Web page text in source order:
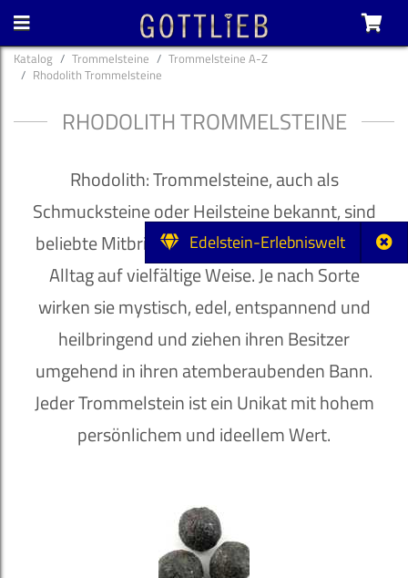
Edelstein-Erlebniswelt
Katalog Trommelsteine
Trommelsteine A-Z
Rhodolith Trommelsteine
RHODOLITH TROMMELSTEINE
Rhodolith: Trommelsteine, auch als
Schmucksteine oder Heilsteine bekannt, sind
beliebte Mitbringsel und bereichern unseren
Alltag auf vielfältige Weise. Je nach Sorte
wirken sie mystisch, edel, entspannend und
heilbringend und ziehen ihren Besitzer
umgehend in ihren atemberaubenden Bann.
Jeder Trommelstein ist ein Unikat mit hohem
persönlichem und ideellem Wert.